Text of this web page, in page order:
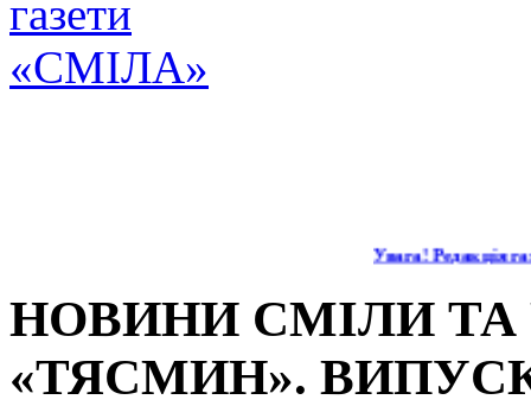
Увага! Редакція
НОВИНИ СМІЛИ ТА
«ТЯСМИН».